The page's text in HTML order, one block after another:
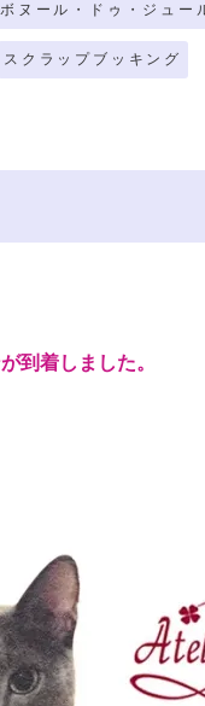
ヌール・ドゥ・ジュー
スクラップブッキング
到着しました。